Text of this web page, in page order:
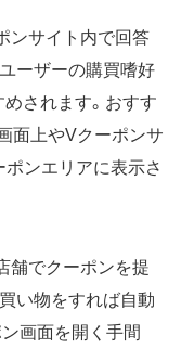
ンサイト内で回答
ーザーの購買嗜好
されます。おすす
面上やVクーポンサ
ンエリアに表示さ
舗でクーポンを提
い物をすれば自動
画面を開く手間